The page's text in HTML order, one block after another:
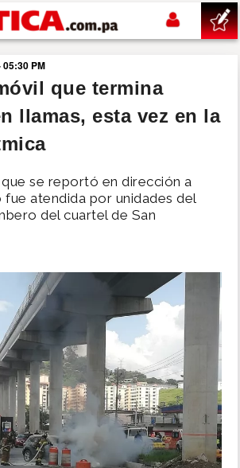
principal
05:30 PM
que termina
llamas, esta vez en la
se reportó en dirección a
fue atendida por unidades del
del cuartel de San